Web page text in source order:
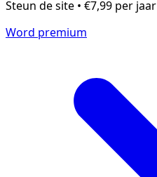
Steun de site • €7,99 per jaar
Word premium